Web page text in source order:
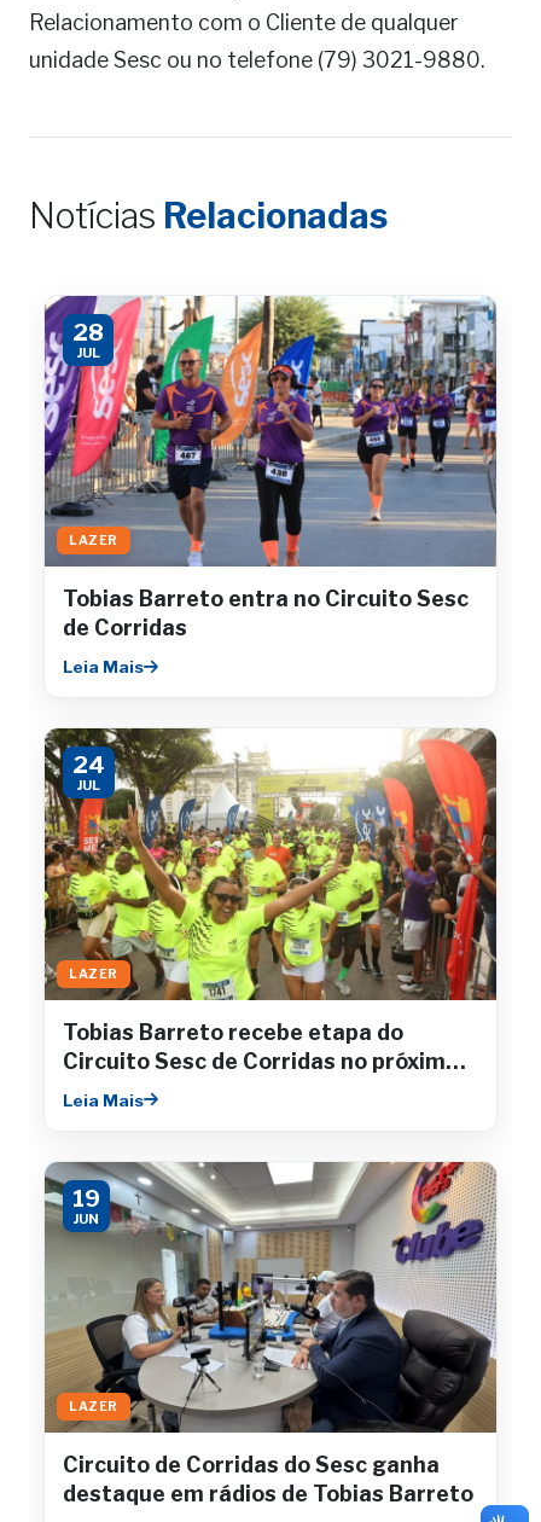
Relacionamento com o Cliente de qualquer
unidade Sesc ou no telefone (79) 3021-9880.
Notícias Relacionadas
28
JUL
LAZER
Tobias Barreto entra no Circuito Sesc
de Corridas
Leia Mais
24
JUL
LAZER
Tobias Barreto recebe etapa do
Circuito Sesc de Corridas no próximo
sábado
Leia Mais
19
JUN
LAZER
Circuito de Corridas do Sesc ganha
destaque em rádios de Tobias Barreto